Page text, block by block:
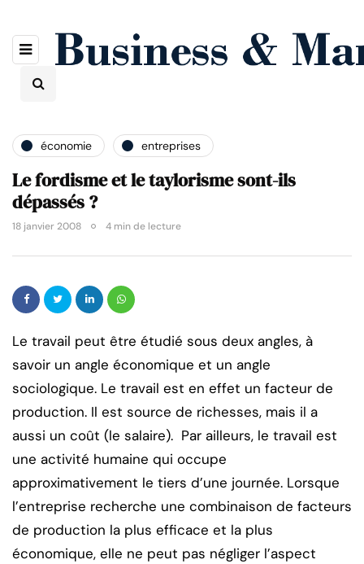
économie entreprises
Le fordisme et le taylorisme sont-ils
dépassés ?
18 janvier 2008 4 min de lecture
Le travail peut être étudié sous deux angles, à
savoir un angle économique et un angle
sociologique. Le travail est en effet un facteur de
production. Il est source de richesses, mais il a
aussi un coût (le salaire). Par ailleurs, le travail est
une activité humaine qui occupe
approximativement le tiers d’une journée. Lorsque
l’entreprise recherche une combinaison de facteurs
de production la plus efficace et la plus
économique, elle ne peut pas négliger l’aspect